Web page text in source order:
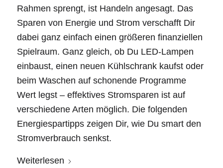
Rahmen sprengt, ist Handeln angesagt. Das
Sparen von Energie und Strom verschafft Dir
dabei ganz einfach einen größeren finanziellen
Spielraum. Ganz gleich, ob Du LED-Lampen
einbaust, einen neuen Kühlschrank kaufst oder
beim Waschen auf schonende Programme
Wert legst – effektives Stromsparen ist auf
verschiedene Arten möglich. Die folgenden
Energiespartipps zeigen Dir, wie Du smart den
Stromverbrauch senkst.
Weiterlesen